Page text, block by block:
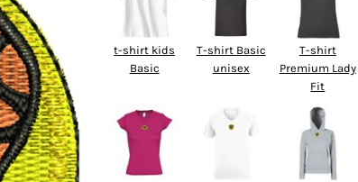
t-shirt kids
Basic
T-shirt Basic
unisex
T-shirt
Premium Lady
Fit